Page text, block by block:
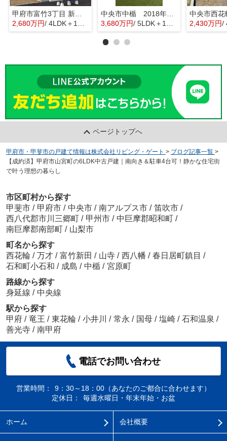
甲府市富竹3丁目 新築全3棟 3号棟 南西道路・車並列3台
2,680万円/ 4LDK＋1S(納戸)
中央市中楯 2018年築中古戸建 セキスイハイム施工 太陽光パネル
3,680万円/ 5LDK＋1S(納戸) 2,430万円/
ページトップへ
甲府市・甲斐市の戸建て情報は株式会社リビング・ゲート > ブログ記事一覧 >
【成約済】甲府市山宮町の6LDK中古戸建｜南向き＆駐車4台可！静かな住宅街
で叶う理想の暮らし
市区町村から探す
甲斐市 / 甲府市 / 中央市 / 南アルプス市 / 笛吹市 /
西八代郡市川三郷町 / 甲州市 / 中巨摩郡昭和町 /
南巨摩郡南部町 / 山梨市
町名から探す
西花輪 / 万才 / 富竹新田 / 山寺 / 西八幡 / 春日居町鎮目 /
石和町小石和 / 成島 / 中楯 / 宮原町
路線から探す
身延線 / 中央線
駅から探す
甲府 / 竜王 / 東花輪 / 小井川 / 常永 / 国母 / 塩崎 / 石和温泉 /
善光寺 / 南甲府
電話でお問い合わせ
営業時間：
9：30～18：00（あなたのご都合に合わせます）
定休日：
毎週水曜日・年末年始・お盆
ホーム 会社概要